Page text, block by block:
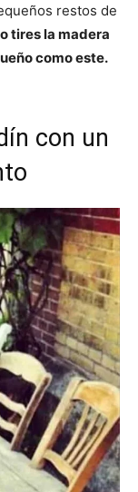
restos de
tires la madera
como este.
con un